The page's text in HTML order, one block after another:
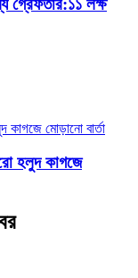
গ্রেফতার:১১ লক্ষ
হলুদ কাগজে